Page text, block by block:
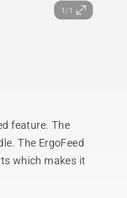
1/1
feature. The
The ErgoFeed
which makes it